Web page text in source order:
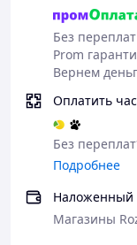
3. В
отправим Вам
Реальные
Быстрая
Компания
Без переплат
Prom
Вернем
Оплатить
Без
Подробнее
Наложенный
Магазины